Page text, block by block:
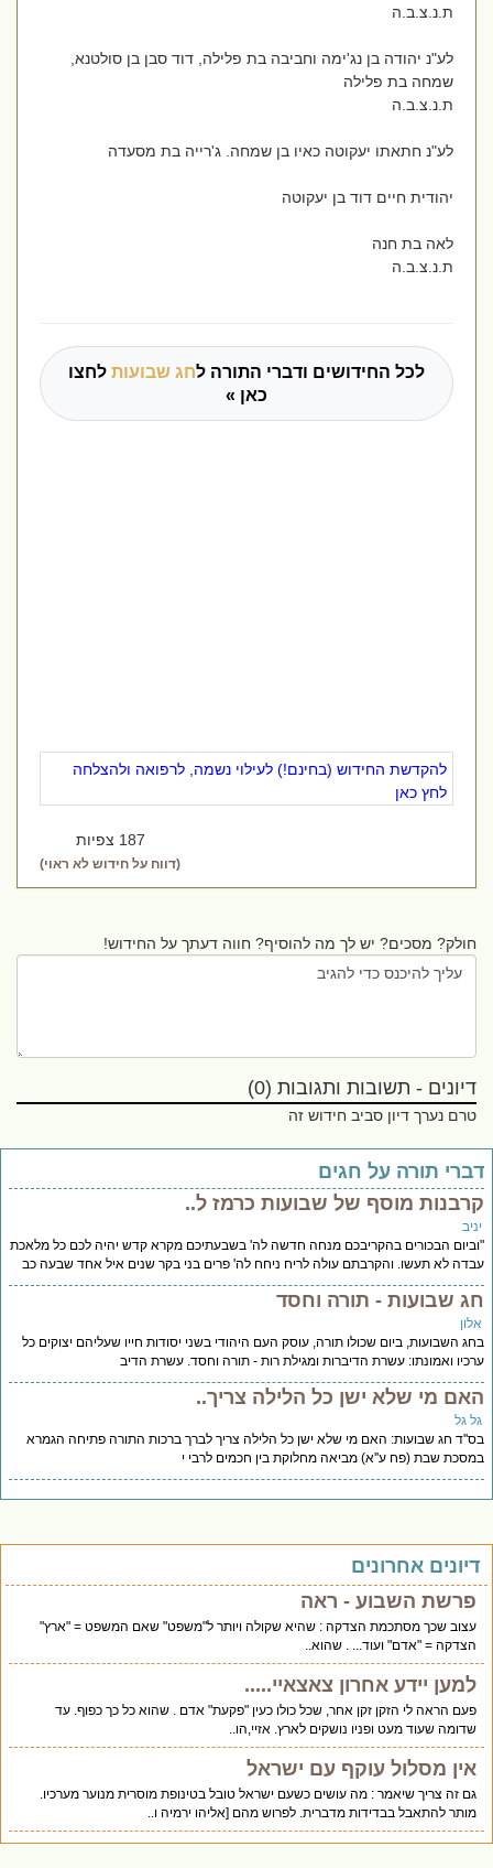
ת.נ.צ.ב.ה
לע"נ יהודה בן נג'ימה וחביבה בת פלילה, דוד סבן בן סולטנא,
שמחה בת פלילה
ת.נ.צ.ב.ה
לע"נ חתאתו יעקוטה כאיו בן שמחה. ג'רייה בת מסעדה
יהודית חיים דוד בן יעקוטה
לאה בת חנה
ת.נ.צ.ב.ה
לכל החידושים ודברי התורה לחג שבועותלחצו
כאן »
להקדשת החידוש (בחינם!) לעילוי נשמה, לרפואה ולהצלחה
לחץ כאן
187 צפיות
(דווח על חידוש לא ראוי)
חולק? מסכים? יש לך מה להוסיף? חווה דעתך על החידוש!
דיונים - תשובות ותגובות (0)
טרם נערך דיון סביב חידוש זה
תורה על חגים
מוסף של שבועות כרמז ל..
הבכורים בהקריבכם מנחה חדשה לה' בשבעתיכם מקרא קדש יהיה לכם כל מלאכת
לא תעשו. והקרבתם עולה לריח ניחח לה' פרים בני בקר שנים איל אחד שבעה כב
שבועות - תורה וחסד
השבועות, ביום שכולו תורה, עוסק העם היהודי בשני יסודות חייו שעליהם יצוקים כל
ואמונתו: עשרת הדיברות ומגילת רות - תורה וחסד. עשרת הדיב
מי שלא ישן כל הלילה צריך..
גל
חג שבועות: האם מי שלא ישן כל הלילה צריך לברך ברכות התורה פתיחה הגמרא
שבת (פח ע''א) מביאה מחלוקת בין חכמים לרבי י
אחרונים
פרשת השבוע - ראה
עצוב שכך מסתכמת הצדקה : שהיא שקולה ויותר ל"משפט" שאם המשפט = "ארץ"
הצדקה = "אדם" ועוד... . שהוא..
למען יידע אחרון צאצאיי.....
פעם הראה לי הזקן זקן אחר, שכל כולו כעין "פקעת" אדם . שהוא כל כך כפוף. עד
שדומה שעוד מעט ופניו נושקים לארץ. אזיי,הו..
אין מסלול עוקף עם ישראל
גם זה צריך שיאמר : מה עושים כשעם ישראל טובל בטינופת מוסרית מנוער מערכיו.
מותר להתאבל בבדידות מדברית. לפרוש מהם [אליהו ירמיה ו..